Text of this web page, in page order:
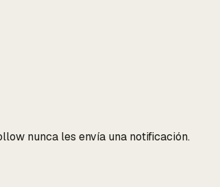
nunca les envía una notificación.